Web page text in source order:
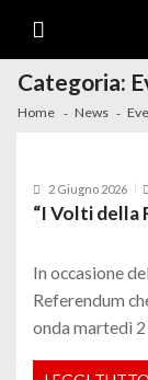
Categoria:
Home News
2 Giugno 2026
“I Volti della
In occasione
Referendum
onda martedì